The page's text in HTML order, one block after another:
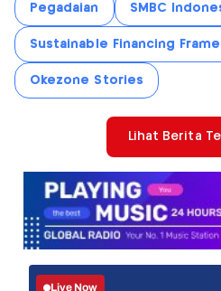
Pegadaian SMBC
Sustainable Financing
Okezone Stories
Lihat Berita
Live Now